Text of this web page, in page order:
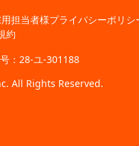
担当者様プライバシーポリシ
約
：28-ユ-301188
All Rights Reserved.